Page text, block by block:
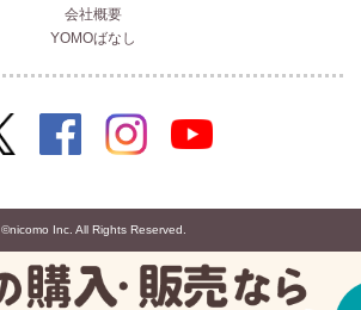
会社概要
YOMOばなし
©nicomo Inc. All Rights Reserved.